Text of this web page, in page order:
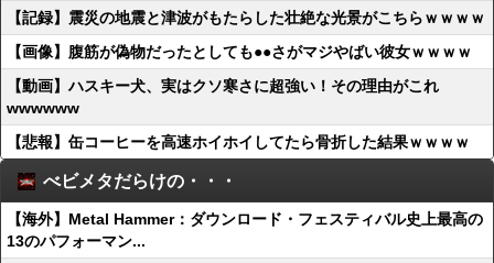
【記録】震災の地震と津波がもたらした壮絶な光景がこちらｗｗｗｗ
【画像】腹筋が偽物だったとしても●●さがマジやばい彼女ｗｗｗｗ
【動画】ハスキー犬、実はクソ寒さに超強い！その理由がこれ
wwwwww
【悲報】缶コーヒーを高速ホイホイしてたら骨折した結果ｗｗｗｗ
べビメタだらけの・・・
【海外】Metal Hammer：ダウンロード・フェスティバル史上最高の
13のパフォーマン...